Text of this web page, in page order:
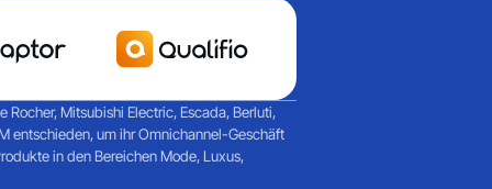
Mitsubishi Electric, Escada, Berluti,
entschieden, um ihr Omnichannel-Geschäft
in den Bereichen Mode, Luxus,